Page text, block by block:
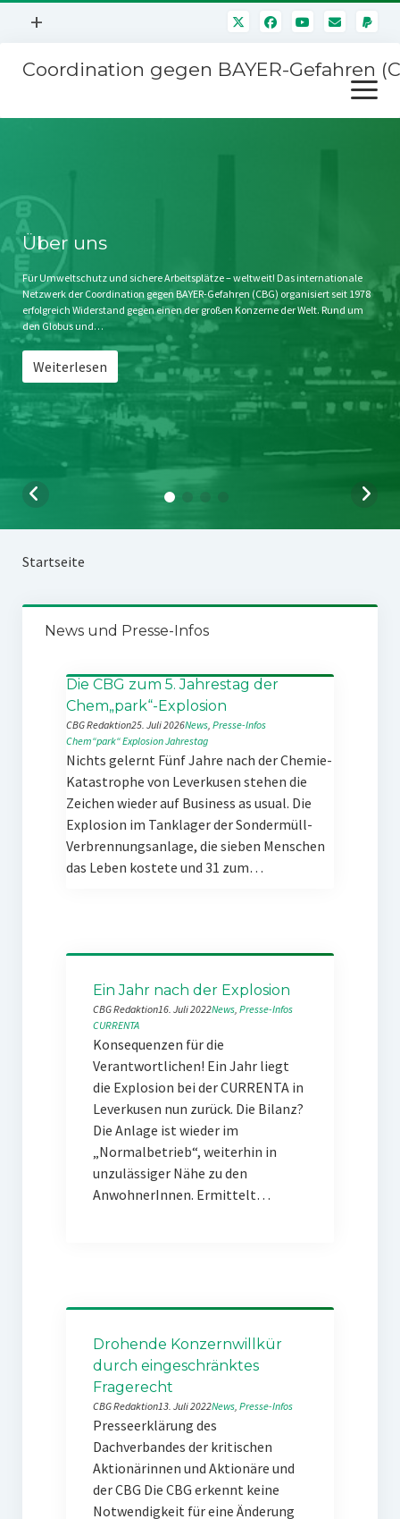
Menü
+
Mitmachen
Kontakt
Impressum
Störfälle
Coordination gegen BAYER-Gefahren
Menü
öffnen
Stichwort BAYER
Jahrestagung
SPENDEN
Über uns
Für Umweltschutz und sichere Arbeitsplätze – weltweit! Das internationale
Netzwerk der Coordination gegen BAYER-Gefahren (CBG) organisiert seit 1978
erfolgreich Widerstand gegen einen der großen Konzerne der Welt. Rund um
den Globus und…
Weiterlesen
Startseite
News und Presse-Infos
Die CBG zum 5. Jahrestag der
Chem„park“-Explosion
CBG Redaktion25. Juli 2026News, Presse-Infos
Chem“park“ExplosionJahrestag
Nichts gelernt Fünf Jahre nach der Chemie-
Katastrophe von Leverkusen stehen die
Zeichen wieder auf Business as usual. Die
Explosion im Tanklager der Sondermüll-
Verbrennungsanlage, die sieben Menschen
das Leben kostete und 31 zum…
Ein Jahr nach der Explosion
CBG Redaktion16. Juli 2022News, Presse-Infos
CURRENTA
Konsequenzen für die
Verantwortlichen! Ein Jahr liegt
die Explosion bei der CURRENTA in
Leverkusen nun zurück. Die Bilanz?
Die Anlage ist wieder im
„Normalbetrieb“, weiterhin in
unzulässiger Nähe zu den
AnwohnerInnen. Ermittelt…
Drohende Konzernwillkür
durch eingeschränktes
Fragerecht
CBG Redaktion13. Juli 2022News, Presse-Infos
Presseerklärung des
Dachverbandes der kritischen
Aktionärinnen und Aktionäre und
der CBG Die CBG erkennt keine
Notwendigkeit für eine Änderung